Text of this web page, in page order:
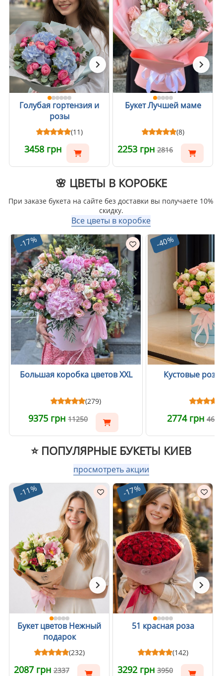
Голубая гортензия и
розы
(11)
3458 грн
Букет Лучшей маме
(8)
2253 грн2816
🌸 ЦВЕТЫ В КОРОБКЕ
При заказе букета на сайте без доставки вы получаете 10%
скидку.
Все цветы в коробке
-17%
Большая коробка цветов XXL
(279)
9375 грн 11250
-40%
Кустовые
2774 грн 4660
⭐ ПОПУЛЯРНЫЕ БУКЕТЫ КИЕВ
просмотреть акции
-11%
Букет цветов Нежный
подарок
(232)
2087 грн2337
-17%
51 красная роза
(142)
3292 грн3950